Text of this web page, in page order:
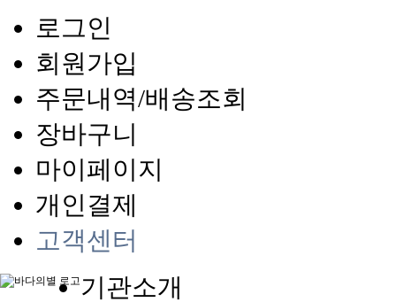
로그인
회원가입
주문내역/배송조회
장바구니
마이페이지
개인결제
고객센터
기관소개